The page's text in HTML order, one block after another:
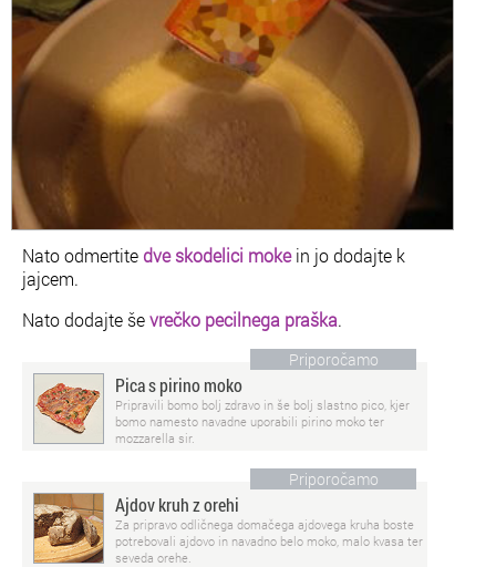
Nato odmertite dve skodelici mokein jo dodajte k
jajcem.
Nato dodajte ševrečko pecilnega praška.
Priporočamo
Pica s pirino moko
Pripravili bomo bolj zdravo in še bolj slastno pico, kjer
bomo namesto navadne uporabili pirino moko ter
mozzarella sir.
Priporočamo
Ajdov kruh z orehi
Za pripravo odličnega domačega ajdovega kruha boste
potrebovali ajdovo in navadno belo moko, malo kvasa ter
seveda orehe.